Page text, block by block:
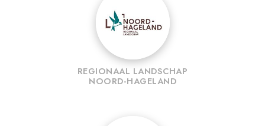
REGIONAAL LANDSCHAP
NOORD-HAGELAND